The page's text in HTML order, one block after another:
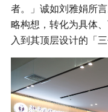
者。」诚如刘雅娟所
略构想，转化为具体
入到其顶层设计的「